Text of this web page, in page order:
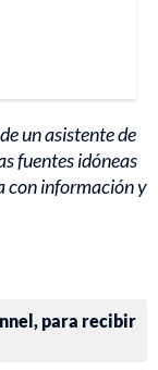
un asistente de
fuentes idóneas
con información y
para recibir